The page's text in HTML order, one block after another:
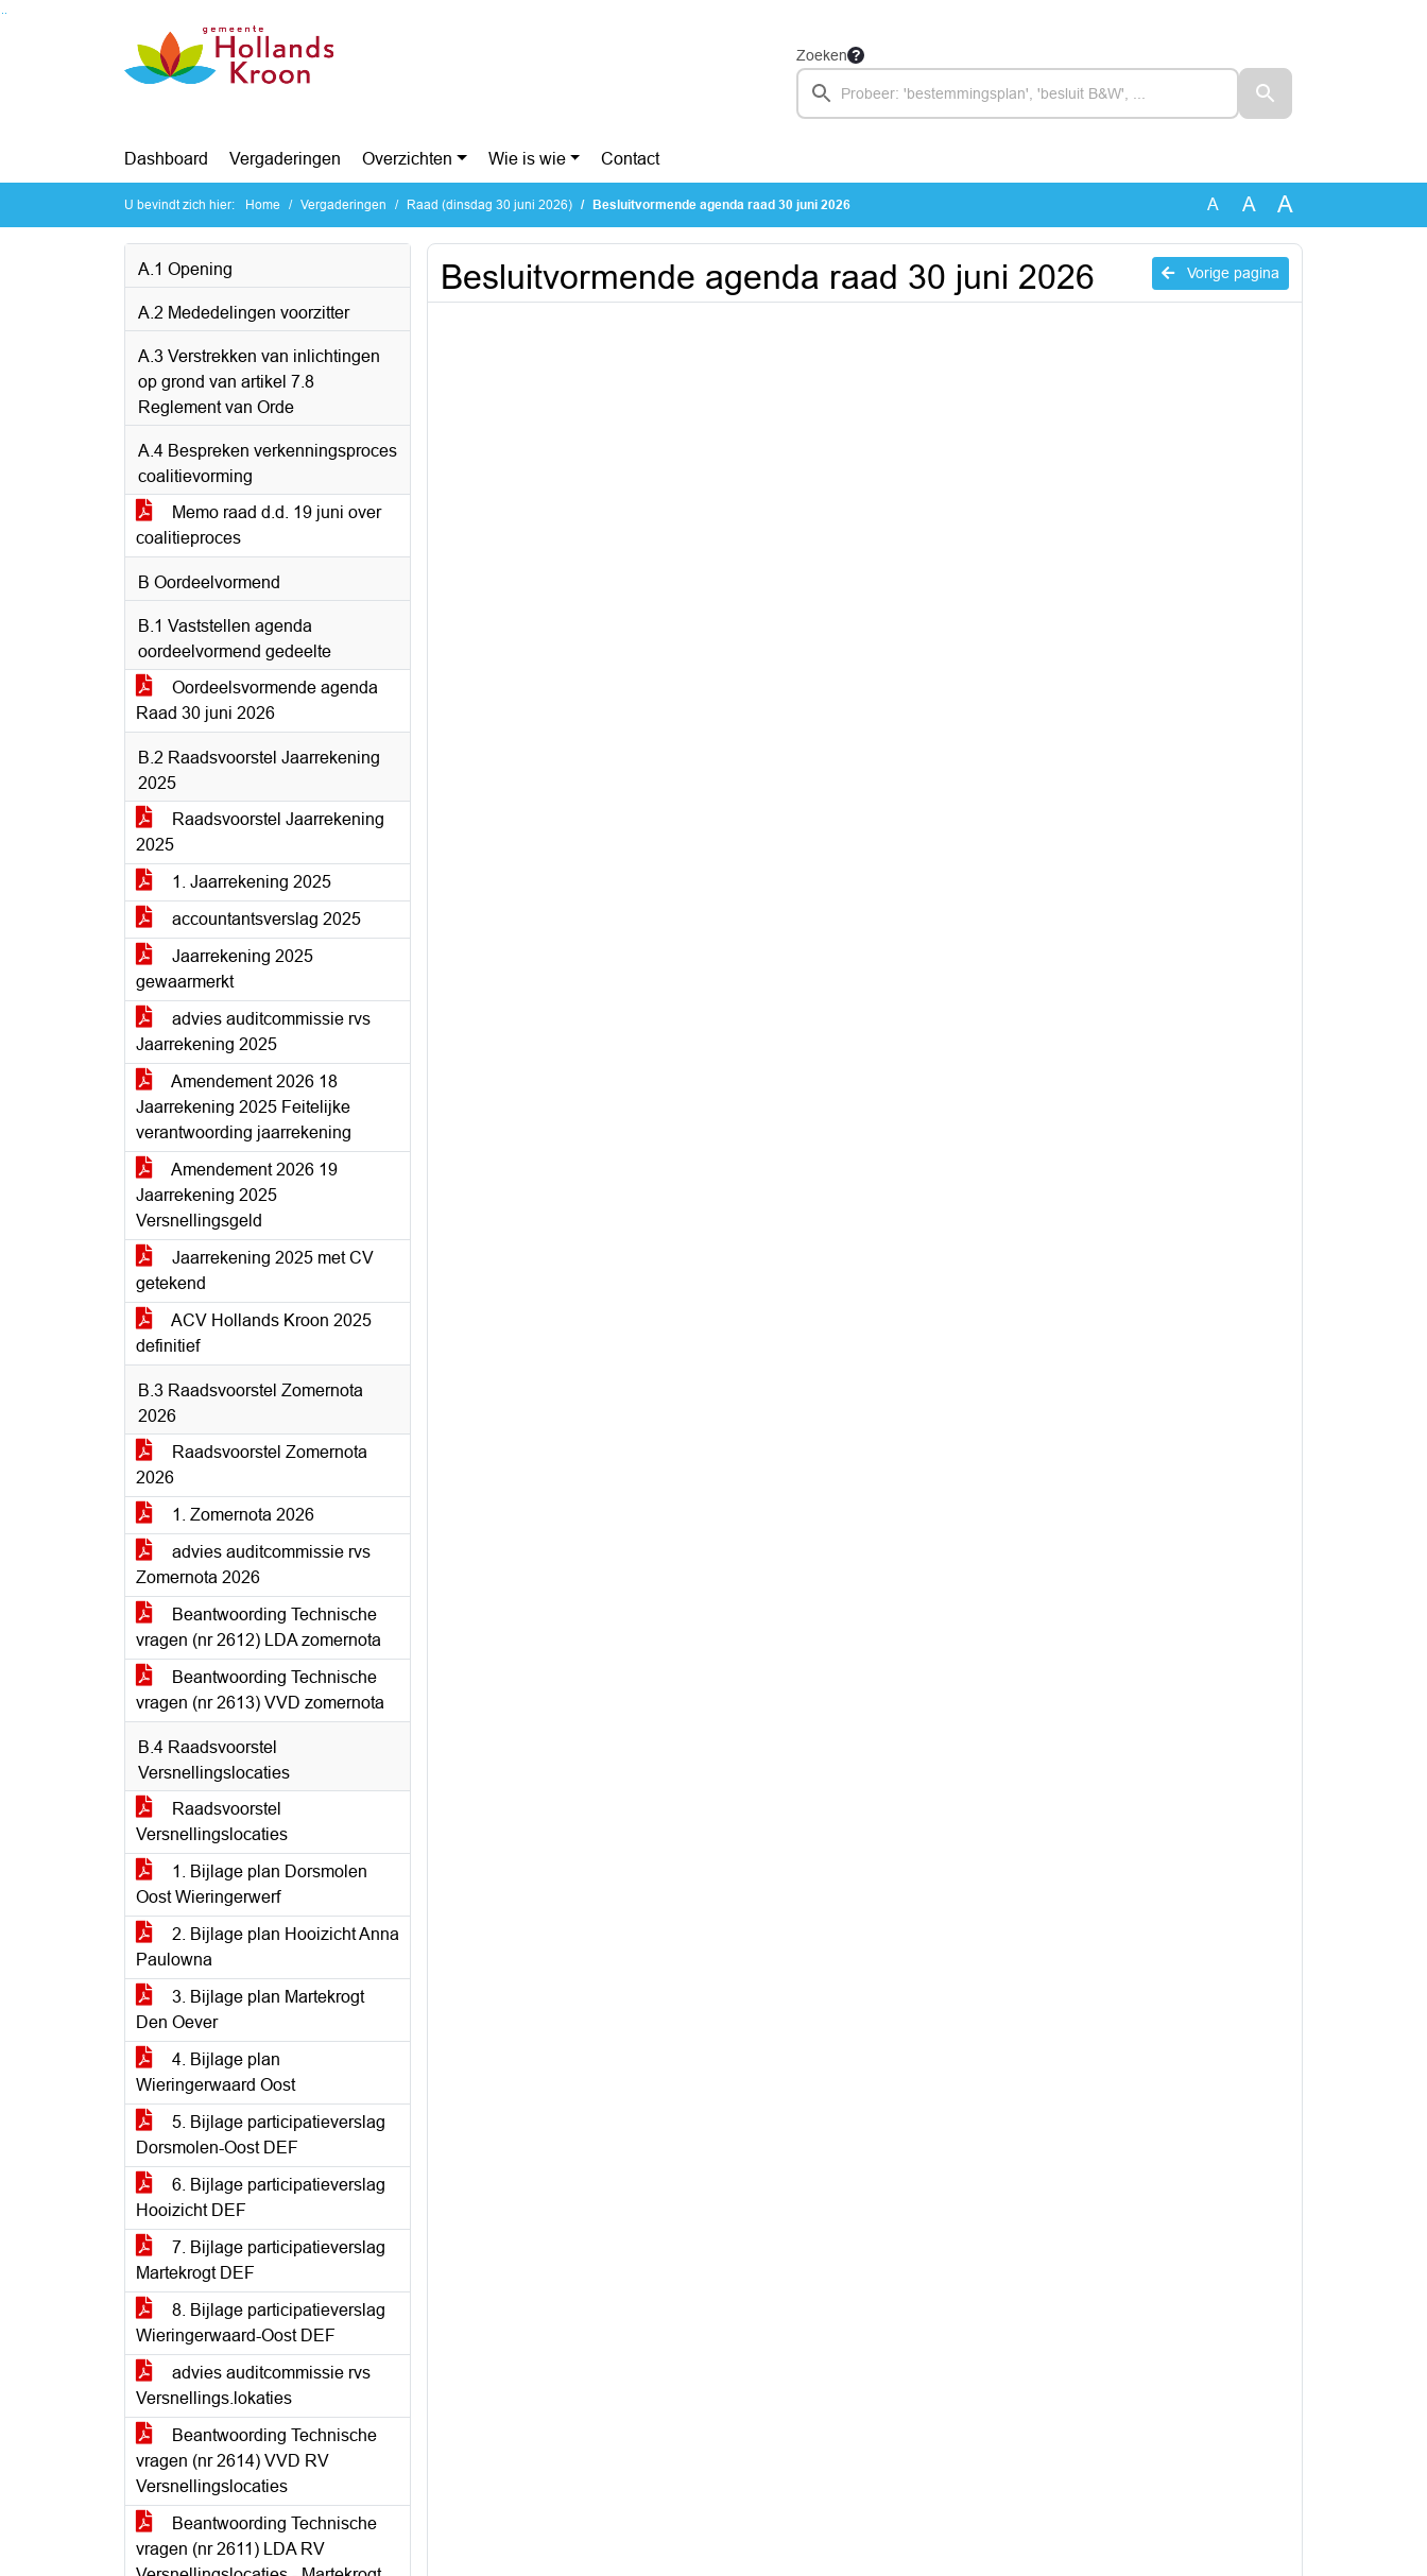
Ga naar de inhoud van deze pagina
Zoeken
Dashboard Vergaderingen Overzichten Wie is wie Contact
U bevindt zich hier: Home Vergaderingen Raad (dinsdag 30 juni 2026) Besluitvormende agenda raad 30 juni 2026 A A A
A.1 Opening
A.2 Mededelingen voorzitter
A.3 Verstrekken van inlichtingen
op grond van artikel 7.8
Reglement van Orde
A.4 Bespreken verkenningsproces
coalitievorming
Memo raad d.d. 19 juni over
coalitieproces
B Oordeelvormend
B.1 Vaststellen agenda
oordeelvormend gedeelte
Oordeelsvormende agenda
Raad 30 juni 2026
B.2 Raadsvoorstel Jaarrekening
2025
Raadsvoorstel Jaarrekening
2025
1. Jaarrekening 2025
accountantsverslag 2025
Jaarrekening 2025
gewaarmerkt
advies auditcommissie rvs
Jaarrekening 2025
Amendement 2026 18
Jaarrekening 2025 Feitelijke
verantwoording jaarrekening
Amendement 2026 19
Jaarrekening 2025
Versnellingsgeld
Jaarrekening 2025 met CV
getekend
ACV Hollands Kroon 2025
definitief
B.3 Raadsvoorstel Zomernota
2026
Raadsvoorstel Zomernota
2026
1. Zomernota 2026
advies auditcommissie rvs
Zomernota 2026
Beantwoording Technische
vragen (nr 2612) LDA zomernota
Beantwoording Technische
vragen (nr 2613) VVD zomernota
B.4 Raadsvoorstel
Versnellingslocaties
Raadsvoorstel
Versnellingslocaties
1. Bijlage plan Dorsmolen
Oost Wieringerwerf
2. Bijlage plan Hooizicht Anna
Paulowna
3. Bijlage plan Martekrogt
Den Oever
4. Bijlage plan
Wieringerwaard Oost
5. Bijlage participatieverslag
Dorsmolen-Oost DEF
6. Bijlage participatieverslag
Hooizicht DEF
7. Bijlage participatieverslag
Martekrogt DEF
8. Bijlage participatieverslag
Wieringerwaard-Oost DEF
advies auditcommissie rvs
Versnellings.lokaties
Beantwoording Technische
vragen (nr 2614) VVD RV
Versnellingslocaties
Beantwoording Technische
vragen (nr 2611) LDA RV
Vorige pagina
Besluitvormende agenda raad 30 juni 2026